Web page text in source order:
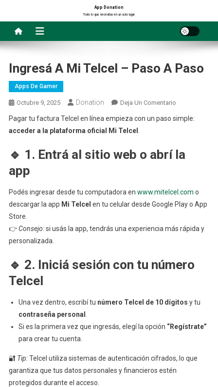
contenido
App Donation
Todo lo que necesitas en un solo lugar
Ingresá A Mi Telcel – Paso A Paso
Apps De Gamer
Octubre 9, 2025 Donation Deja Un ComentarioEn
–
Paso
Pagar tu factura Telcel en línea empieza con un paso simple:
acceder a la plataforma oficial Mi Telcel
🔹 1. Entrá al sitio web o abrí la
app
Podés ingresar desde tu computadora en www.mitelcel.com o
descargar la app Mi Telcel en tu celular desde Google Play o App
Store.
👉Consejo:si usás la app, tendrás una experiencia más rápida y
personalizada.
🔹 2. Iniciá sesión con tu número
Telcel
Una vez dentro, escribí tu número Telcel de 10 dígitos y tu
contraseña personal
Si es la primera vez que ingresás, elegí la opción “Regístrate”
para crear tu cuenta.
🔐 Tip:Telcel utiliza sistemas de autenticación cifrados, lo que
garantiza que tus datos personales y financieros estén
protegidos durante el acceso.